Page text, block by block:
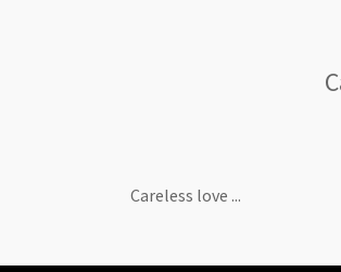
Careless love ...